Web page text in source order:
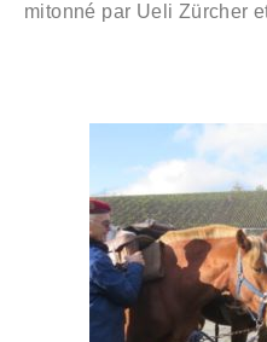
mitonné par Ueli Zürcher